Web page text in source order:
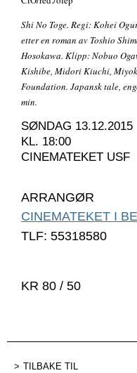
Shi No Toge. Regi: Kohei
etter en roman av Toshio
Hosokawa. Klipp: Nobuo
Kishibe, Midori Kiuchi,
Foundation. Japansk tale,
min.
SØNDAG 13.12.2015
KL. 18:00
CINEMATEKET USF
ARRANGØR
CINEMATEKET I
TLF: 55318580
KR 80 / 50
TILBAKE TIL